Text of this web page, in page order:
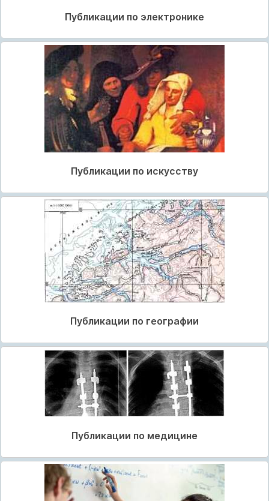
Публикации по электронике
Публикации по искусству
Публикации по географии
Публикации по медицине